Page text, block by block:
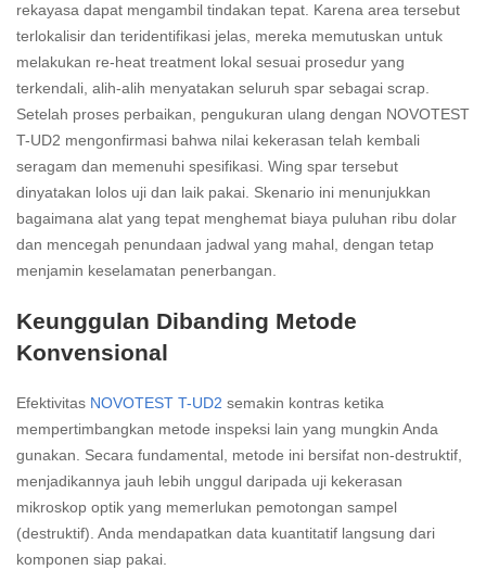
rekayasa dapat mengambil tindakan tepat. Karena area tersebut
terlokalisir dan teridentifikasi jelas, mereka memutuskan untuk
melakukan re-heat treatment lokal sesuai prosedur yang
terkendali, alih-alih menyatakan seluruh spar sebagai scrap.
Setelah proses perbaikan, pengukuran ulang dengan NOVOTEST
T-UD2 mengonfirmasi bahwa nilai kekerasan telah kembali
seragam dan memenuhi spesifikasi. Wing spar tersebut
dinyatakan lolos uji dan laik pakai. Skenario ini menunjukkan
bagaimana alat yang tepat menghemat biaya puluhan ribu dolar
dan mencegah penundaan jadwal yang mahal, dengan tetap
menjamin keselamatan penerbangan.
Keunggulan Dibanding Metode
Konvensional
Efektivitas NOVOTEST T-UD2 semakin kontras ketika
mempertimbangkan metode inspeksi lain yang mungkin Anda
gunakan. Secara fundamental, metode ini bersifat non-destruktif,
menjadikannya jauh lebih unggul daripada uji kekerasan
mikroskop optik yang memerlukan pemotongan sampel
(destruktif). Anda mendapatkan data kuantitatif langsung dari
komponen siap pakai.